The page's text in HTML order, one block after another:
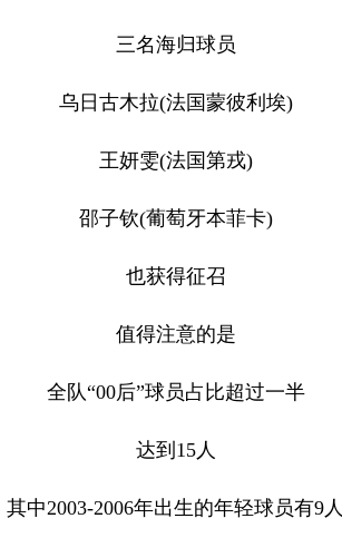
三名海归球员
乌日古木拉(法国蒙彼利埃)
王妍雯(法国第戎)
邵子钦(葡萄牙本菲卡)
也获得征召
值得注意的是
全队“00后”球员占比超过一半
达到15人
其中2003-2006年出生的年轻球员有9人